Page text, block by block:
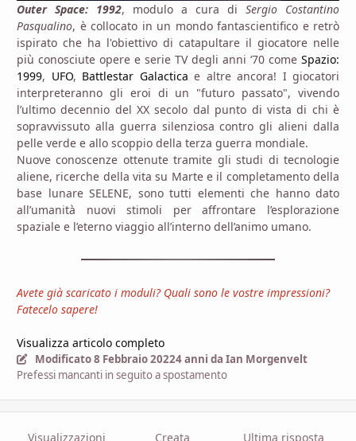
Outer Space: 1992, modulo a cura di Sergio Costantino
Pasqualino, è collocato in un mondo fantascientifico e retrò
ispirato che ha l'obiettivo di catapultare il giocatore nelle
più conosciute opere e serie TV degli anni ‘70 come Spazio:
1999, UFO, Battlestar Galactica e altre ancora! I giocatori
interpreteranno gli eroi di un "futuro passato", vivendo
l’ultimo decennio del XX secolo dal punto di vista di chi è
sopravvissuto alla guerra silenziosa contro gli alieni dalla
pelle verde e allo scoppio della terza guerra mondiale.
Nuove conoscenze ottenute tramite gli studi di tecnologie
aliene, ricerche della vita su Marte e il completamento della
base lunare SELENE, sono tutti elementi che hanno dato
all’umanità nuovi stimoli per affrontare l’esplorazione
spaziale e l’eterno viaggio all’interno dell’animo umano.
Avete già scaricato i moduli? Quali sono le vostre impressioni?
Fatecelo sapere!
Visualizza articolo completo
Modificato8 Febbraio 20224 anni da Ian Morgenvelt
Prefessi mancanti in seguito a spostamento
Visualizzazioni Creata Ultima risposta